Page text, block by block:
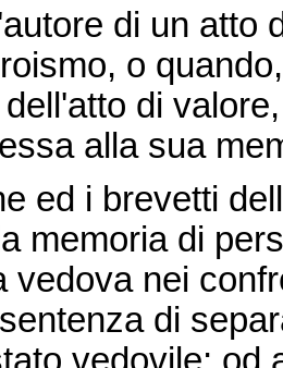
di un atto
o
di
alla sua
ed i brevetti
memoria di
vedova nei
di